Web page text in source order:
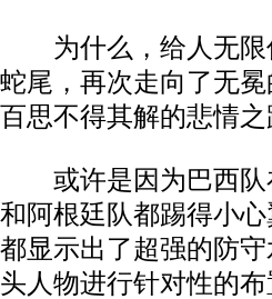
为什么，给人无限
蛇尾，再次走向了无
百思不得其解的悲情之
或许是因为巴西队
和阿根廷队都踢得小
都显示出了超强的防
头人物进行针对性的布